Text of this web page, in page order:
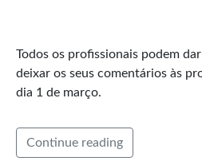
Todos os profissionais podem
deixar os seus comentários às
dia 1 de março.
Continue reading